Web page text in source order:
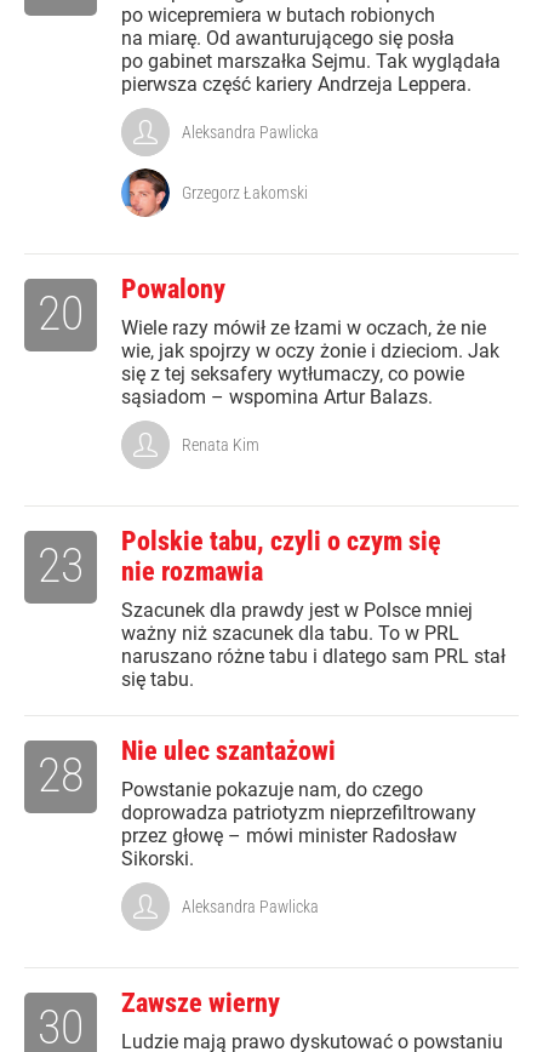
po wicepremiera w butach robionych
na miarę. Od awanturującego się posła
po gabinet marszałka Sejmu. Tak wyglądała
pierwsza część kariery Andrzeja Leppera.
Aleksandra Pawlicka
Grzegorz Łakomski
Powalony
Wiele razy mówił ze łzami w oczach, że nie
wie, jak spojrzy w oczy żonie i dzieciom. Jak
się z tej seksafery wytłumaczy, co powie
sąsiadom – wspomina Artur Balazs.
20
Renata Kim
Polskie tabu, czyli o czym się
nie rozmawia
Szacunek dla prawdy jest w Polsce mniej
ważny niż szacunek dla tabu. To w PRL
naruszano różne tabu i dlatego sam PRL stał
się tabu.
23
Nie ulec szantażowi
Powstanie pokazuje nam, do czego
doprowadza patriotyzm nieprzefiltrowany
przez głowę – mówi minister Radosław
Sikorski.
28
Aleksandra Pawlicka
Zawsze wierny
Ludzie mają prawo dyskutować o powstaniu
30